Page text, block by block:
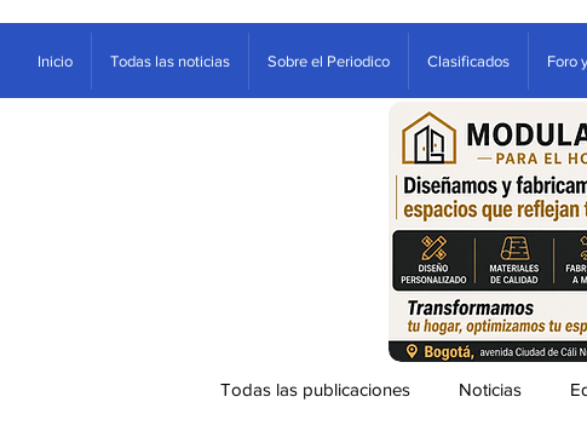
Inicio Todas las noticias Sobre el Periodico Clasificados Foro
Todas las publicaciones Noticias